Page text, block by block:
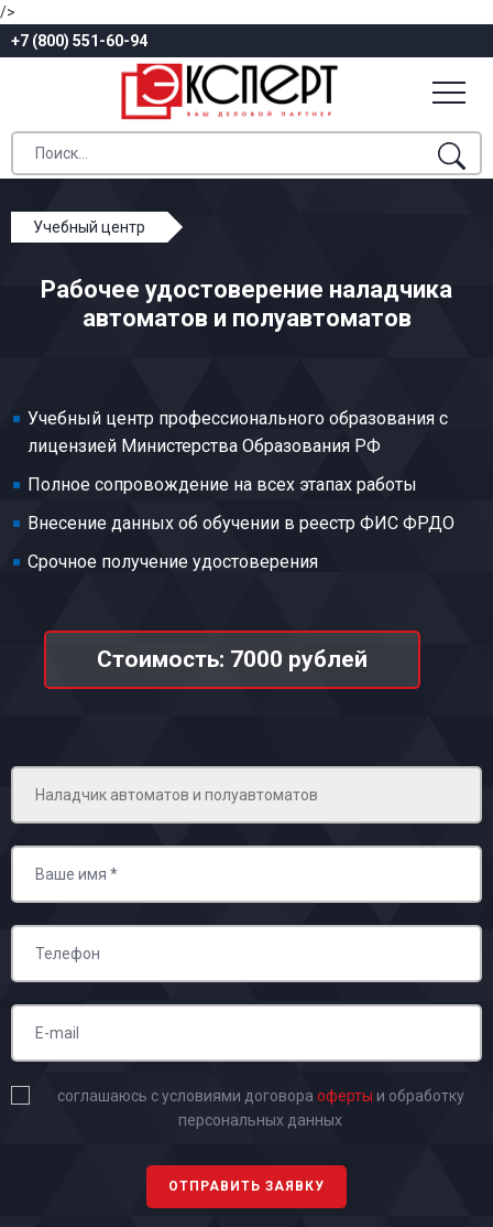
/>
+7 (800) 551-60-94
Учебный центр
Механическая обработка металлов и других
материалов
Рабочее удостоверение наладчика
автоматов и полуавтоматов
Учебный центр профессионального образования с
лицензией Министерства Образования РФ
Полное сопровождение на всех этапах работы
Внесение данных об обучении в реестр ФИС ФРДО
Срочное получение удостоверения
Стоимость: 7000 рублей
соглашаюсь с условиями договора оферты и обработку
персональных данных